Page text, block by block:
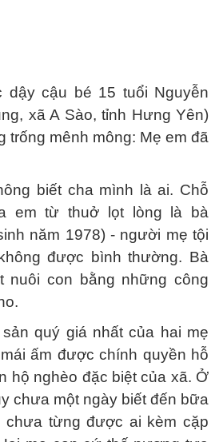
dậy cậu bé 15 tuổi Nguyễn
xã A Sào, tỉnh Hưng Yên)
trống mênh mông: Mẹ em đã
biết cha mình là ai. Chỗ
em từ thuở lọt lòng là bà
năm 1978) - người mẹ tội
được bình thường. Bà
nuôi con bằng những công
quý giá nhất của hai mẹ
ấm được chính quyền hỗ
hộ nghèo đặc biệt của xã. Ở
chưa một ngày biết đến bữa
chưa từng được ai kèm cặp